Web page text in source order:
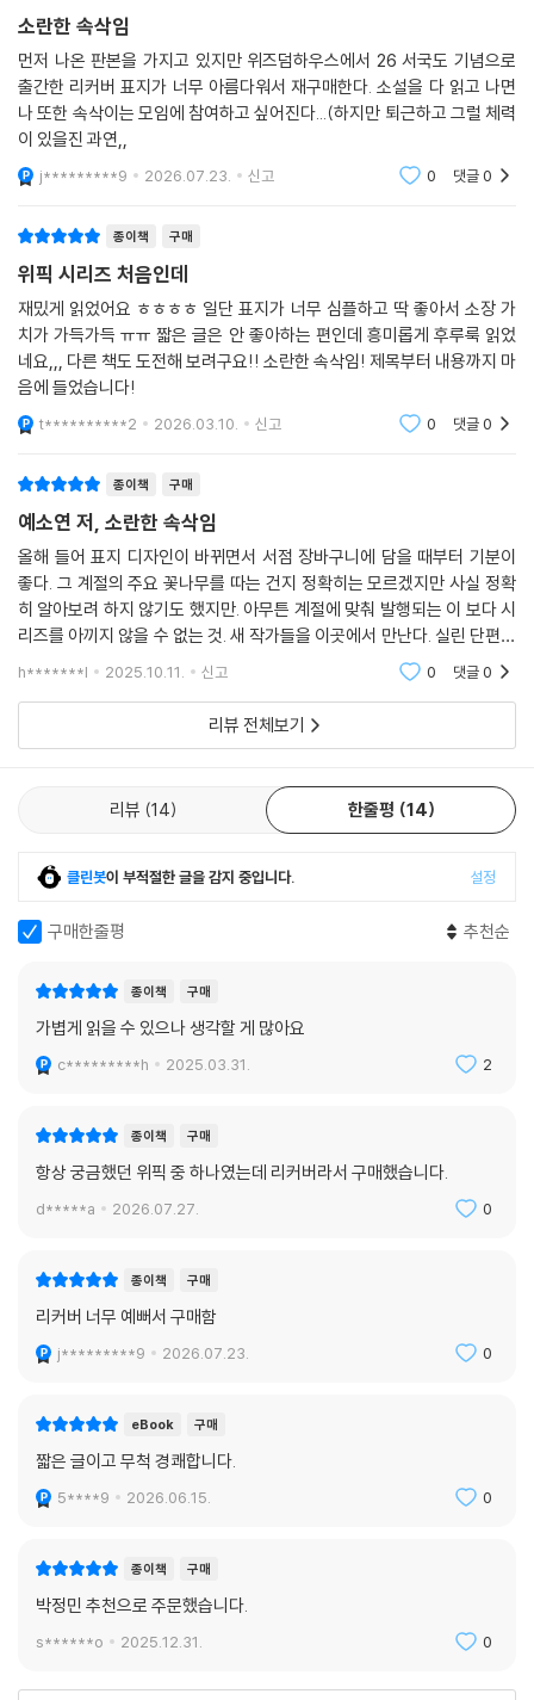
욱 풍성하게 펼쳐 보일 예정이다.
[위픽 시리즈 소개]
위픽은 위즈덤하우스의 단편소설 시리즈입니다. ‘단 한 편의 이야기’를 깊
혀줄 새로운 한 조각이 되기를, 작은 조각 하나하나가 모여 당신의 이야기
한 조각의 문학, 위픽
구병모 『파쇄』
이희주 『마유미』
윤자영 『할매 떡볶이 레시피』
박소연 『북적대지만 은밀하게』
이종산 『블루마블』
김동식 『백 명 버튼』
배예람 『물 밑에 계시리라』
이소호 『나의 미치광이 이웃』
오한기 『나의 즐거운 육아 일기』
조예은 『만조를 기다리며』
도진기 『애니』
박솔뫼 『극동의 여자 친구들』
정혜윤 『마음 편해지고 싶은 사람들을 위한 워크숍』
최정화 『봇로스 리포트』
정이담 『환생꽃』
김목인 『마르셀 아코디언 클럽』
최양선 『그림자 나비』
이하진 『확률의 무덤』
이유리 『잠이 오나요』
최현숙 『창신동 여자』
연여름 『2학기 한정 도서부』
서미애 『나의 여자 친구』
김원영 『우리의 클라이밍』
이서수 『첫사랑이 언니에게 남긴 것』
이경희 『매듭 정리』
송경아 『무지개나래 반려동물 납골당』
현호정 『삼색도』
김이환 『더 나은 인간』
안 담 『소녀는 따로 자란다』
조현아 『밥줄광대놀음』
전혜진 『고르디우스의 매듭을 자르면』
최의택 『논터널링』
김유담 『스페이스 M』
소란한 속삭임
먼저 나온 판본을 가지고 있지만 위즈덤하우스에서 26 서국도 기념으로
출간한 리커버 표지가 너무 아름다워서 재구매한다. 소설을 다 읽고 나면
나 또한 속삭이는 모임에 참여하고 싶어진다...(하지만 퇴근하고 그럴 체력
이 있을진 과연,,
j*********9 2026.07.23. 신고 0 댓글0
종이책 구매
위픽 시리즈 처음인데
재밌게 읽었어요 ㅎㅎㅎㅎ 일단 표지가 너무 심플하고 딱 좋아서 소장 가
치가 가득가득 ㅠㅠ 짧은 글은 안 좋아하는 편인데 흥미롭게 후루룩 읽었
네요,,, 다른 책도 도전해 보려구요!! 소란한 속삭임! 제목부터 내용까지 마
음에 들었습니다!
t**********2 2026.03.10. 신고 0 댓글0
종이책 구매
예소연 저, 소란한 속삭임
올해 들어 표지 디자인이 바뀌면서 서점 장바구니에 담을 때부터 기분이
좋다. 그 계절의 주요 꽃나무를 따는 건지 정확히는 모르겠지만 사실 정확
히 알아보려 하지 않기도 했지만. 아무튼 계절에 맞춰 발행되는 이 보다 시
리즈를 아끼지 않을 수 없는 것. 새 작가들을 이곳에서 만난다. 실린 단편이
좋으면 그 작가의 글을 찾아 읽는다. 그렇게 만난 여러 작가가 있는데 작년
h*******l 2025.10.11. 신고 0 댓글0
리뷰 전체보기
리뷰 14 한줄평 14
클린봇이 부적절한 글을 감지 중입니다. 설정
구매한줄평 추천순
종이책 구매
가볍게 읽을 수 있으나 생각할 게 많아요
c*********h 2025.03.31. 2
종이책 구매
항상 궁금했던 위픽 중 하나였는데 리커버라서 구매했습니다.
d*****a 2026.07.27. 0
종이책 구매
리커버 너무 예뻐서 구매함
j*********9 2026.07.23. 0
eBook 구매
짧은 글이고 무척 경쾌합니다.
5****9 2026.06.15. 0
종이책 구매
박정민 추천으로 주문했습니다.
s******o 2025.12.31. 0